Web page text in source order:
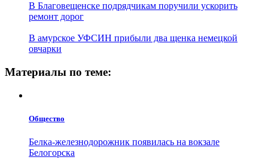
В Благовещенске подрядчикам поручили ускорить
ремонт дорог
В амурское УФСИН прибыли два щенка немецкой
овчарки
Материалы по теме:
Общество
Белка-железнодорожник появилась на вокзале
Белогорска